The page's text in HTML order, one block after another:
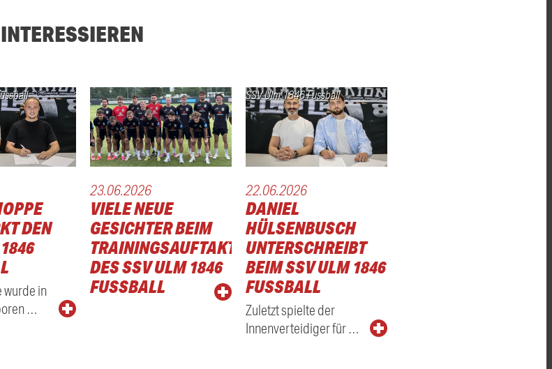
DEN
wurde in
…
23.06.2026
VIELE NEUE
GESICHTER BEIM
TRAININGSAUFTAKT
DES SSV ULM 1846
FUSSBALL
SSV Ulm 1846 Fussball
22.06.2026
DANIEL
HÜLSENBUSCH
UNTERSCHREIBT
BEIM SSV ULM 1846
FUSSBALL
Zuletzt spielte der
Innenverteidiger für …